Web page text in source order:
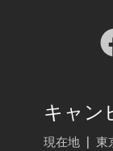
キャン
現在地 東